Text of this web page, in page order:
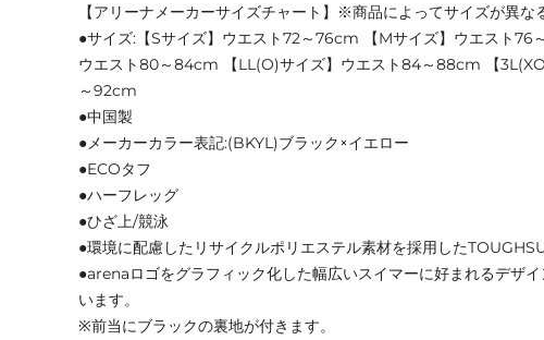
【アリーナメーカーサイズチャート】※商品によってサイズが異な
●サイズ:【Sサイズ】ウエスト72～76cm 【Mサイズ】ウエスト76
ウエスト80～84cm 【LL(O)サイズ】ウエスト84～88cm 【
～92cm
●中国製
●メーカーカラー表記:(BKYL)ブラック×イエロー
●ECOタフ
●ハーフレッグ
●ひざ上/競泳
●環境に配慮したリサイクルポリエステル素材を採用した
●arenaロゴをグラフィック化した幅広いスイマーに好まれるデザ
います。
※前当にブラックの裏地が付きます。